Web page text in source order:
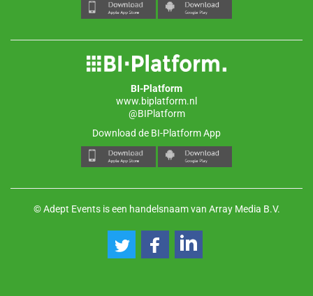
BI-Platform
www.biplatform.nl
@BIPlatform
Download de BI-Platform App
© Adept Events is een handelsnaam van Array Media B.V.